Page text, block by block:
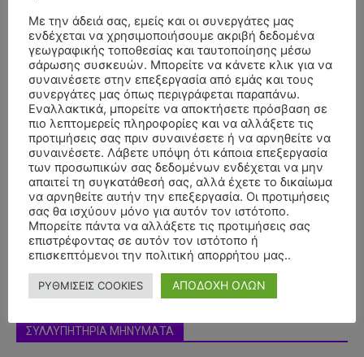
- Advertisment -
ΣΥΛΛΥΠΗΤΗΡΙΑ ΜΗΝΥΜΑΤΑ
Με την άδειά σας, εμείς και οι συνεργάτες μας
ενδέχεται να χρησιμοποιήσουμε ακριβή δεδομένα
γεωγραφικής τοποθεσίας και ταυτοποίησης μέσω
σάρωσης συσκευών. Μπορείτε να κάνετε κλικ για να
συναινέσετε στην επεξεργασία από εμάς και τους
συνεργάτες μας όπως περιγράφεται παραπάνω.
Εναλλακτικά, μπορείτε να αποκτήσετε πρόσβαση σε
πιο λεπτομερείς πληροφορίες και να αλλάξετε τις
προτιμήσεις σας πριν συναινέσετε ή να αρνηθείτε να
συναινέσετε. Λάβετε υπόψη ότι κάποια επεξεργασία
των προσωπικών σας δεδομένων ενδέχεται να μην
απαιτεί τη συγκατάθεσή σας, αλλά έχετε το δικαίωμα
να αρνηθείτε αυτήν την επεξεργασία. Οι προτιμήσεις
σας θα ισχύουν μόνο για αυτόν τον ιστότοπο.
Μπορείτε πάντα να αλλάξετε τις προτιμήσεις σας
επιστρέφοντας σε αυτόν τον ιστότοπο ή
επισκεπτόμενοι την πολιτική απορρήτου μας..
ΡΥΘΜΙΣΕΙΣ COOKIES ΑΠΟΔΟΧΗ ΟΛΩΝ